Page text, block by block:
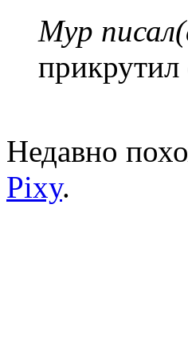
Myp
Недавно
Pixy.